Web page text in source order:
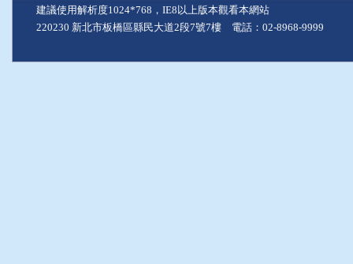
建議使用解析度1024*768，IE8以上版本觀看本網站
220230 新北市板橋區縣民大道2段7號7樓 電話：02-8968-9999